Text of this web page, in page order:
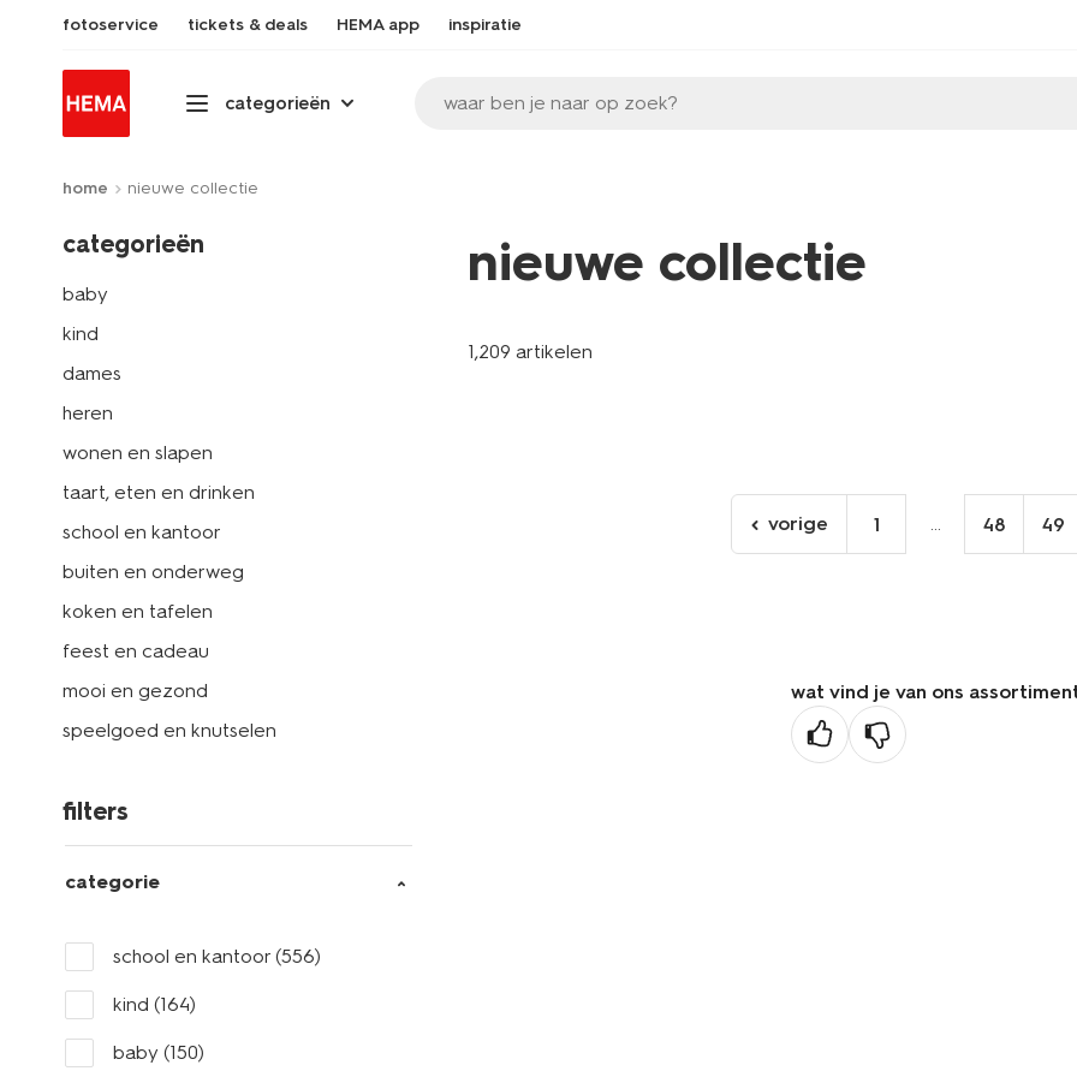
fotoservice tickets & deals HEMA app inspiratie
categorieën waar ben je naar op zoek?
home nieuwe collectie
categorieën
baby
kind
dames
heren
wonen en slapen
taart, eten en drinken
school en kantoor
buiten en onderweg
koken en tafelen
feest en cadeau
mooi en gezond
speelgoed en knutselen
filters
categorie
school en kantoor (556)
kind (164)
baby (150)
nieuwe collectie
1,209 artikelen
ga
naar
vorige 1 ... 48 49
wat vind je van ons